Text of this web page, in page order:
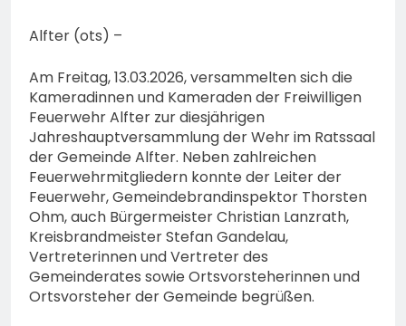
Alfter (ots) –
Am Freitag, 13.03.2026, versammelten sich die
Kameradinnen und Kameraden der Freiwilligen
Feuerwehr Alfter zur diesjährigen
Jahreshauptversammlung der Wehr im Ratssaal
der Gemeinde Alfter. Neben zahlreichen
Feuerwehrmitgliedern konnte der Leiter der
Feuerwehr, Gemeindebrandinspektor Thorsten
Ohm, auch Bürgermeister Christian Lanzrath,
Kreisbrandmeister Stefan Gandelau,
Vertreterinnen und Vertreter des
Gemeinderates sowie Ortsvorsteherinnen und
Ortsvorsteher der Gemeinde begrüßen.